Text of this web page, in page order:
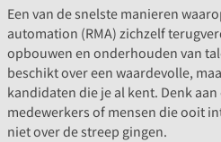
Een van de snelste manieren
automation (RMA) zichzelf
opbouwen en onderhouden van
beschikt over een waardevolle,
kandidaten die je al kent. Denk
medewerkers of mensen die ooit
niet over de streep gingen.